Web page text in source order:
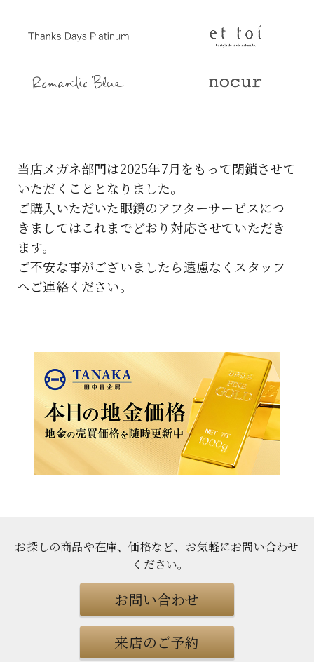
当店メガネ部門は2025年7月をもって閉鎖させて
いただくこととなりました。
ご購入いただいた眼鏡のアフターサービスにつ
きましてはこれまでどおり対応させていただき
ます。
ご不安な事がございましたら遠慮なくスタッフ
へご連絡ください。
お探しの商品や在庫、価格など、お気軽にお問い合わせ
ください。
お問い合わせ
来店のご予約